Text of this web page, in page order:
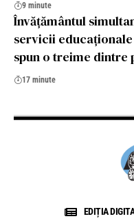
9 minute
Învățământul
servicii
spun o treime dintre
17 minute
EDIȚIA